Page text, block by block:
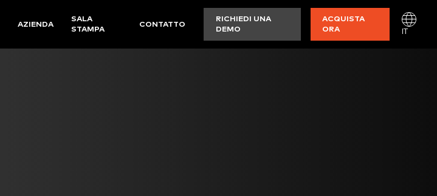
AZIENDA
SALA
STAMPA
CONTATTO
RICHIEDI UNA
DEMO
ACQUISTA
ORA
IT